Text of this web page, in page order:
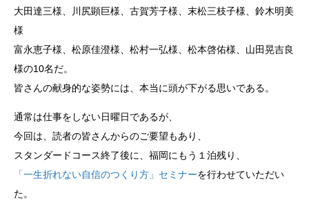
大田達三様、川尻顕巨様、古賀芳子様、末松三枝子様、鈴木明美
様
富永恵子様、松原佳澄様、松村一弘様、松本啓佑様、山田晃吉良
様の10名だ。
皆さんの献身的な姿勢には、本当に頭が下がる思いである。
通常は仕事をしない日曜日であるが、
今回は、読者の皆さんからのご要望もあり、
スタンダードコース終了後に、福岡にもう１泊残り、
「一生折れない自信のつくり方」セミナーを行わせていただい
た。